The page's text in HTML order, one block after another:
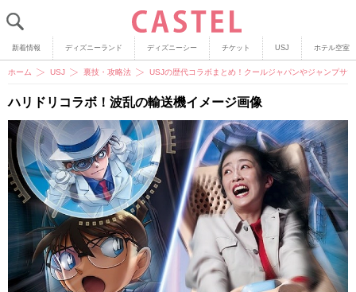
新着情報 ディズニーランド ディズニーシー チケット USJ ホテル空室
ホーム USJ 裏技・攻略法 USJの歴代コラボまとめ！クールジャパンやジャンプサ
ハリドリコラボ！波乱の輸送機イメージ画像